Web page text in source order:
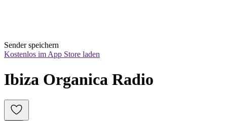
Sender speichern
Kostenlos im App Store laden
Ibiza Organica Radio